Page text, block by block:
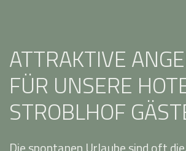
ATTRAKTIVE
FÜR UNSERE
STROBLHOF